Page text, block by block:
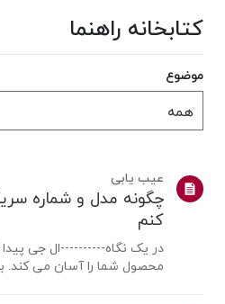
کتابخانه راهنما
موضوع
عیب یابی
چگونه مدل و شماره
کنم
در یک نگاه----------ال جی
محصول شما را آسان می کند.